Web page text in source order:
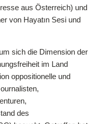
aus Österreich) und
von Hayatın Sesi und
sich die Dimension der
im Land
oppositionelle und
des